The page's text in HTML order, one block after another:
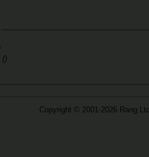
()
Copyright © 2001-2026 Rang Ltd